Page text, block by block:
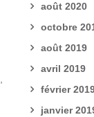
août 2020
octobre
août 2019
avril 2019
février
janvier